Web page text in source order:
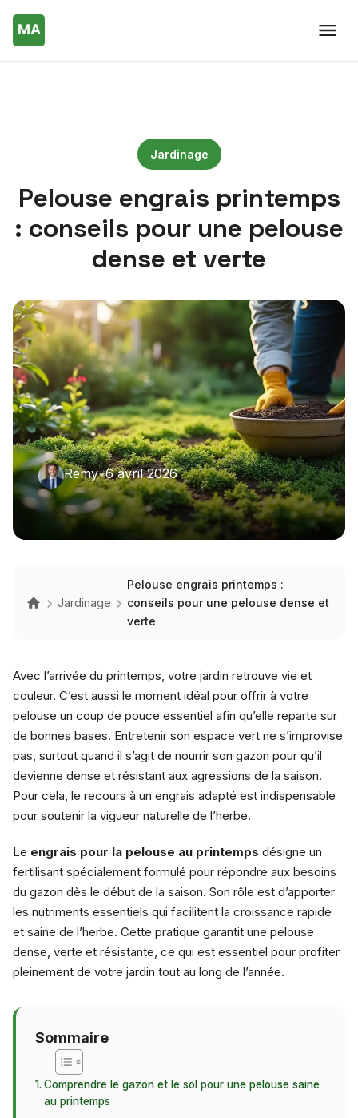
Jardinage
Pelouse engrais printemps
: conseils pour une pelouse
dense et verte
Remy•6 avril 2026
Jardinage
Pelouse engrais printemps :
conseils pour une pelouse dense et
verte
Avec l’arrivée du printemps, votre jardin retrouve vie et
couleur. C’est aussi le moment idéal pour offrir à votre
pelouse un coup de pouce essentiel afin qu’elle reparte sur
de bonnes bases. Entretenir son espace vert ne s’improvise
pas, surtout quand il s’agit de nourrir son gazon pour qu’il
devienne dense et résistant aux agressions de la saison.
Pour cela, le recours à un engrais adapté est indispensable
pour soutenir la vigueur naturelle de l’herbe.
Le engrais pour la pelouse au printemps désigne un
fertilisant spécialement formulé pour répondre aux besoins
du gazon dès le début de la saison. Son rôle est d’apporter
les nutriments essentiels qui facilitent la croissance rapide
et saine de l’herbe. Cette pratique garantit une pelouse
dense, verte et résistante, ce qui est essentiel pour profiter
pleinement de votre jardin tout au long de l’année.
Sommaire
Comprendre le gazon et le sol pour une pelouse saine
au printemps